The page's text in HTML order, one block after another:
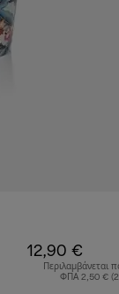
12,90 €
Περιλαμβάνεται
ΦΠΑ 2,50 €